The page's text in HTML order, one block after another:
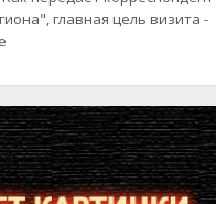
главная цель визита -